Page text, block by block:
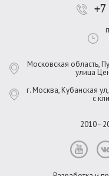
+7
Московская область,
улица
г. Москва, Кубанская
с